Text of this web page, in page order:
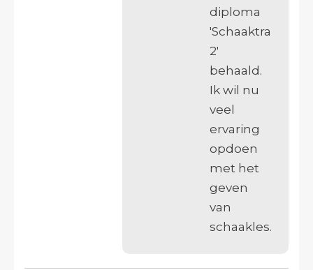
diploma
'Schaaktrainer
2'
behaald.
Ik wil nu
veel
ervaring
opdoen
met het
geven
van
schaakles.